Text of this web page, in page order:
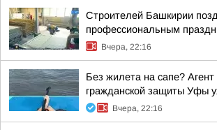
Строителей Башкирии
профессиональным
Вчера, 22:16
Без жилета на сапе?
гражданской защиты Уфы
Вчера, 22:16